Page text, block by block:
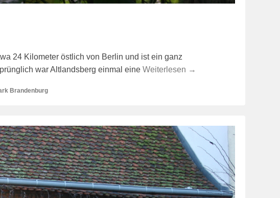
24 Kilometer östlich von Berlin und ist ein ganz
war Altlandsberg einmal eine Weiterlesen →
Brandenburg